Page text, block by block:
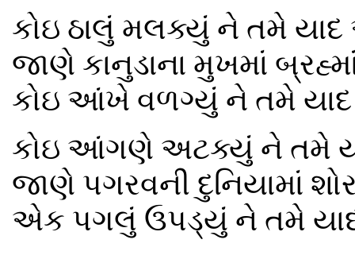
કોઇ ઠાલું મલક્યું ને તમે
જાણે કાનુડાના મુખમાં
કોઇ આંખે વળગ્યું ને તમે
કોઇ આંગણે અટક્યું ને તમે
જાણે પગરવની દુનિયામાં
એક પગલું ઉપડ્યું ને તમે